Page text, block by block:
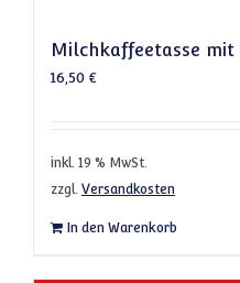
Milchkaffeetasse mit
16,50 €
inkl. 19 % MwSt.
zzgl. Versandkosten
In den Warenkorb